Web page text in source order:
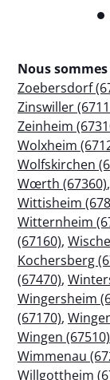
Nous
Zoebersdorf
Zinswiller
Zeinheim
Wolxheim
Wolfskirchen
Wœrth (67360),
Wittisheim
Witternheim
(67160),
Kochersberg
(67470),
Wingersheim
(67170),
Wingen (67510)
Wimmenau
Willgottheim